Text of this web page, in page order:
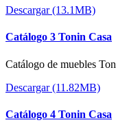
Descargar (13.1MB)
Catálogo 3 Tonin Casa
Catálogo de muebles
Descargar (11.82MB)
Catálogo 4 Tonin Casa